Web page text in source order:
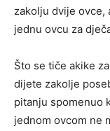
zakolju dvije ovce,
jednu ovcu za
Što se tiče akike
dijete zakolje
pitanju spomenuo
jednom ovcom ne